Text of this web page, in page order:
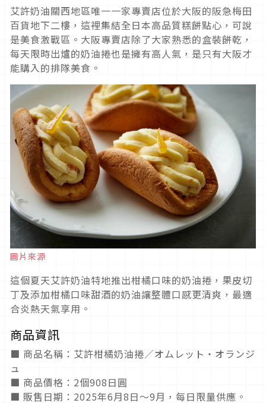
艾許奶油關西地區唯一一家專賣店位於大阪的阪急梅田
百貨地下二樓，這裡集結全日本高品質糕餅點心，可說
是美食激戰區。大阪專賣店除了大家熟悉的盒裝餅乾，
每天限時出爐的奶油捲也是擁有高人氣，是只有大阪才
能購入的排隊美食。
圖片來源
這個夏天艾許奶油特地推出柑橘口味的奶油捲，果皮切
丁及添加柑橘口味甜酒的奶油讓整體口感更清爽，最適
合炎熱天氣享用。
商品資訊
■ 商品名稱：艾許柑橘奶油捲／オムレット・オランジ
ュ
■ 商品價格：2個908日圓
■ 販售日期：2025年6月8日～9月，每日限量供應。